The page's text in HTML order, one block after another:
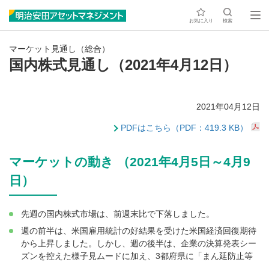
お気に入り 検索
マーケット見通し（総合）
国内株式見通し（2021年4月12日）
2021年04月12日
PDFはこちら（PDF：419.3 KB）
マーケットの動き （2021年4月5日～4月9
日）
先週の国内株式市場は、前週末比で下落しました。
週の前半は、米国雇用統計の好結果を受けた米国経済回復期待
から上昇しました。しかし、週の後半は、企業の決算発表シー
ズンを控えた様子見ムードに加え、3都府県に「まん延防止等